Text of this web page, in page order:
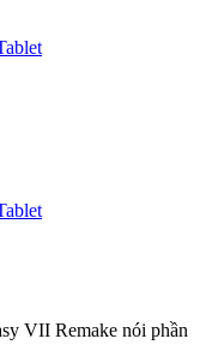
VII Remake nói phần